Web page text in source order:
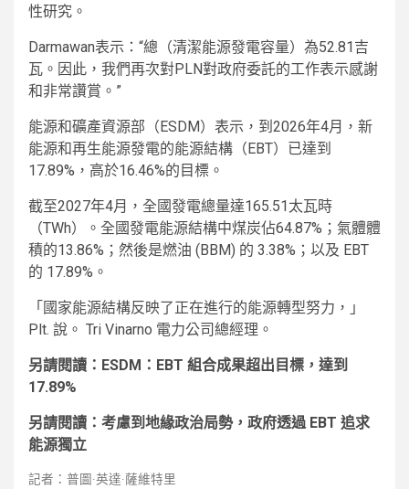
性研究。
Darmawan表示：“總（清潔能源發電容量）為52.81吉
瓦。因此，我們再次對PLN對政府委託的工作表示感謝
和非常讚賞。”
能源和礦產資源部（ESDM）表示，到2026年4月，新
能源和再生能源發電的能源結構（EBT）已達到
17.89%，高於16.46%的目標。
截至2027年4月，全國發電總量達165.51太瓦時
（TWh）。全國發電能源結構中煤炭佔64.87%；氣體體
積的13.86%；然後是燃油 (BBM) 的 3.38%；以及 EBT
的 17.89%。
「國家能源結構反映了正在進行的能源轉型努力，」
Plt. 說。 Tri Vinarno 電力公司總經理。
另請閱讀：ESDM：EBT 組合成果超出目標，達到
17.89%
另請閱讀：考慮到地緣政治局勢，政府透過 EBT 追求
能源獨立
記者：普圖·英達·薩維特里